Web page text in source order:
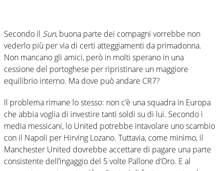
Secondo il Sun, buona parte dei compagni vorrebbe non
vederlo più per via di certi atteggiamenti da primadonna.
Non mancano gli amici, però in molti sperano in una
cessione del portoghese per ripristinare un maggiore
equilibrio interno. Ma dove può andare CR7?
Il problema rimane lo stesso: non c’è una squadra in Europa
che abbia voglia di investire tanti soldi su di lui. Secondo i
media messicani, lo United potrebbe intavolare uno scambio
con il Napoli per Hirving Lozano. Tuttavia, come minimo, il
Manchester United dovrebbe accettare di pagare una parte
consistente dell’ingaggio del 5 volte Pallone d’Oro. E al